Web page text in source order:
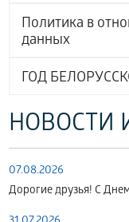
Политика в
данных
ГОД
НОВОСТИ
07.08.2026
Дорогие друзья! С